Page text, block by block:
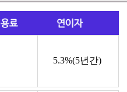
5.3%(5년간)